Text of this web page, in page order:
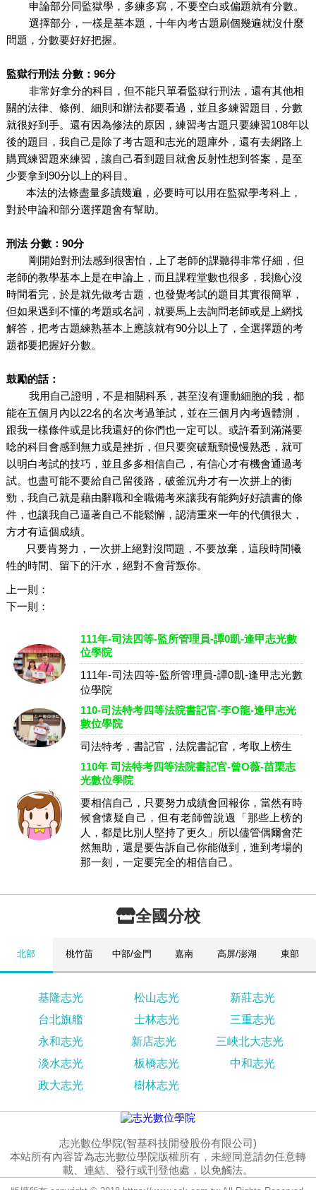
申論部分同監獄學，多練多寫，不要空白或偏題就有分數。
選擇部分，一樣是基本題，十年內考古題刷個幾遍就沒什麼
問題，分數要好好把握。
監獄行刑法 分數：96分
非常好拿分的科目，但不能只單看監獄行刑法，還有其他相
關的法律、條例、細則和辦法都要看過，並且多練習題目，分數
就很好到手。還有因為修法的原因，練習考古題只要練習108年以
後的題目，我自己是除了考古題和志光的題庫外，還有去網路上
購買練習題來練習，讓自己看到題目就會反射性想到答案，是至
少要拿到90分以上的科目。
本法的法條盡量多讀幾遍，必要時可以用在監獄學考科上，
對於申論和部分選擇題會有幫助。
刑法 分數：90分
剛開始對刑法感到很害怕，上了老師的課聽得非常仔細，但
老師的教學基本上是在申論上，而且課程堂數也很多，我擔心沒
時間看完，於是就先做考古題，也發覺考試的題目其實很簡單，
但如果遇到不懂的考題或名詞，就要馬上去詢問老師或是上網找
解答，把考古題練熟基本上應該就有90分以上了，全選擇題的考
題都要把握好分數。
鼓勵的話：
我用自己證明，不是相關科系，甚至沒有運動細胞的我，都
能在五個月內以22名的名次考過筆試，並在三個月內考過體測，
跟我一樣條件或是比我還好的你們也一定可以。或許看到滿滿要
唸的科目會感到無力或是挫折，但只要突破瓶頸慢慢熟悉，就可
以明白考試的技巧，並且多多相信自己，有信心才有機會通過考
試。也盡可能不要給自己留後路，破釜沉舟才有一次拼上的衝
勁，我自己就是藉由辭職和全職備考來讓我有能夠好好讀書的條
件，也讓我自己逼著自己不能鬆懈，認清重來一年的代價很大，
方才有這個成績。
只要肯努力，一次拼上絕對沒問題，不要放棄，這段時間犧
牲的時間、留下的汗水，絕對不會背叛你。
上一則：
下一則：
111年-司法四等-監所管理員-譚0凱-逢甲志光數
位學院
111年-司法四等-監所管理員-譚0凱-逢甲志光數
位學院
110-司法特考四等法院書記官-李O龍-逢甲志光
數位學院
司法特考，書記官，法院書記官，考取上榜生
110年 司法特考四等法院書記官-曾O薇-苗栗志
光數位學院
要相信自己，只要努力成績會回報你，當然有時
候會懷疑自己，但有老師曾說過「那些上榜的
人，都是比別人堅持了更久」所以儘管偶爾會茫
然無助，還是要告訴自己你能做到，進到考場的
那一刻，一定要完全的相信自己。
全國分校
北部 桃竹苗 中部/金門 嘉南 高屏/澎湖 東部
基隆志光 松山志光
新莊志光
台北旗艦
士林志光
三重志光
永和志光
新店志光
三峽北大志光
淡水志光
板橋志光
中和志光
政大志光
樹林志光
志光數位學院(智基科技開發股份有限公司)
本站所有內容皆為志光數位學院版權所有，未經同意請勿任意轉
載、連結、發行或刊登他處，以免觸法。